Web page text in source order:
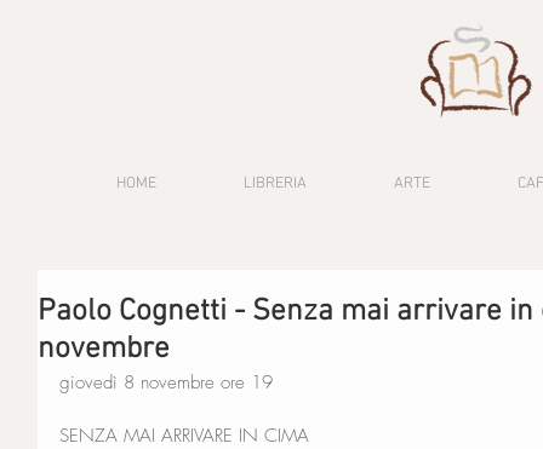
HOME LIBRERIA ARTE
Paolo Cognetti - Senza mai arrivare
novembre
giovedì 8 novembre ore 19
SENZA MAI ARRIVARE IN CIMA